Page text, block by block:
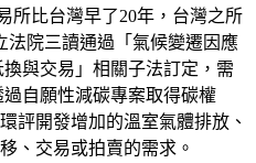
所比台灣早了20年，台灣之所
法院三讀通過「氣候變遷因應
與交易」相關子法訂定，需
自願性減碳專案取得碳權
評開發增加的溫室氣體排放、
、交易或拍賣的需求。